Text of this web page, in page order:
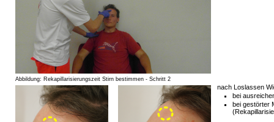
Abbildung: Rekapillarisierungszeit Stirn bestimmen - Schritt 2
nach Loslassen
bei
bei gestörter